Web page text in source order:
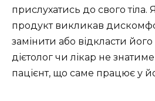
прислухатись до свого
продукт викликав
замінити або відкласти
дієтолог чи лікар не
пацієнт, що саме працює у